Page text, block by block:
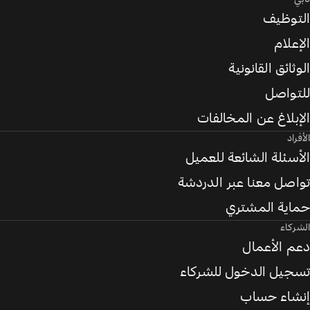
التوظيف
الإعلام
الوثائق القانونية
للتواصل
الإبلاغ عن المخالفات
الأفراد
الأسئلة الشائعة للعميل
تواصل معنا عبر الدردشة
حماية المشتري
الشركاء
دعم الأعمال
تسجيل الدخول للشركاء
إنشاء حساب